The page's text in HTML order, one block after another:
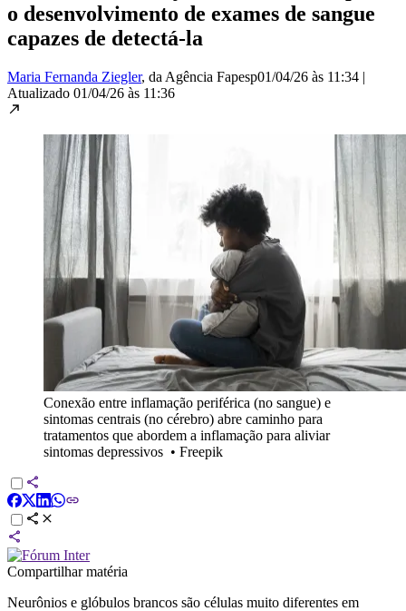
o desenvolvimento de exames de sangue
capazes de detectá-la
Maria Fernanda Ziegler, da Agência Fapesp01/04/26 às 11:34 |
Atualizado 01/04/26 às 11:36
Conexão entre inflamação periférica (no sangue) e
sintomas centrais (no cérebro) abre caminho para
tratamentos que abordem a inflamação para aliviar
sintomas depressivos • Freepik
Compartilhar matéria
Neurônios e glóbulos brancos são células muito diferentes em